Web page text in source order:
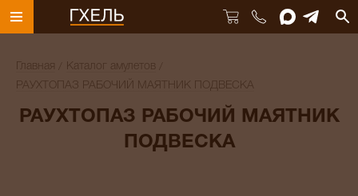
Главная
Каталог амулетов
РАУХТОПАЗ РАБОЧИЙ МАЯТНИК ПОДВЕСКА
РАУХТОПАЗ РАБОЧИЙ МАЯТНИК
ПОДВЕСКА